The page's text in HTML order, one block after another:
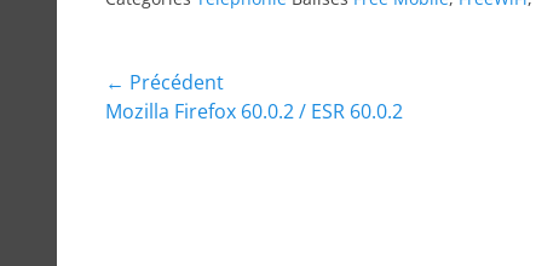
Navigation
de
← Précédent
Article
Mozilla Firefox 60.0.2 / ESR 60.0.2